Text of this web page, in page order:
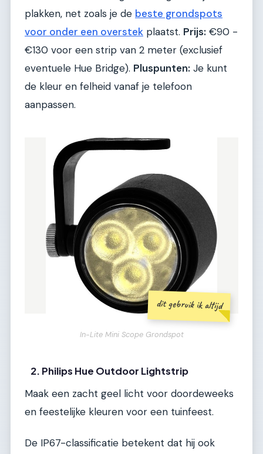
plakken, net zoals je de beste grondspots
voor onder een overstek plaatst. Prijs: €90 -
€130 voor een strip van 2 meter (exclusief
eventuele Hue Bridge). Pluspunten: Je kunt
de kleur en felheid vanaf je telefoon
aanpassen.
dit gebruik ik altijd
In-Lite Mini Scope Grondspot
2. Philips Hue Outdoor Lightstrip
Maak een zacht geel licht voor doordeweeks
en feestelijke kleuren voor een tuinfeest.
De IP67-classificatie betekent dat hij ook